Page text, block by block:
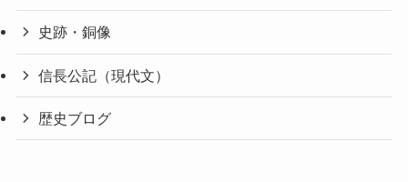
史跡・銅像
信長公記（現代文）
歴史ブログ